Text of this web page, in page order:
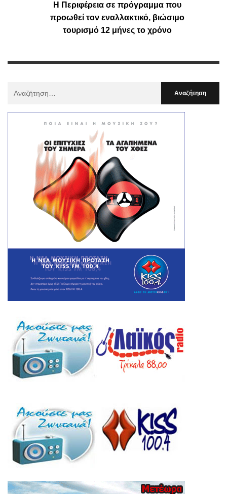
Η Περιφέρεια σε πρόγραμμα που
προωθεί τον εναλλακτικό, βιώσιμο
τουρισμό 12 μήνες το χρόνο
: